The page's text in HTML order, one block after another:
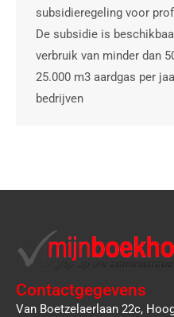
subsidieregeling voor
De subsidie is
verbruik van minder dan
25.000 m3 aardgas per
bedrijven
Contactgegevens
Van Boetzelaerlaan 22c,